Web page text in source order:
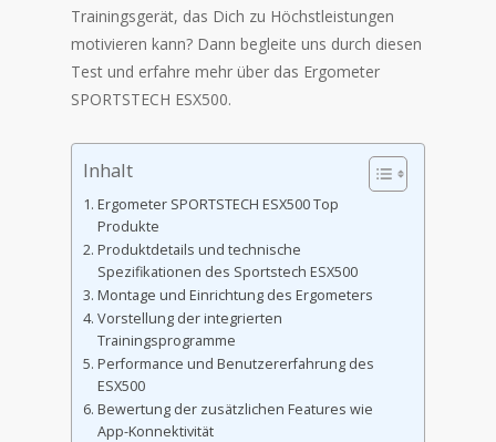
Trainingsgerät, das Dich zu Höchstleistungen
motivieren kann? Dann begleite uns durch diesen
Test und erfahre mehr über das Ergometer
SPORTSTECH ESX500.
Inhalt
Ergometer SPORTSTECH ESX500 Top
Produkte
Produktdetails und technische
Spezifikationen des Sportstech ESX500
Montage und Einrichtung des Ergometers
Vorstellung der integrierten
Trainingsprogramme
Performance und Benutzererfahrung des
ESX500
Bewertung der zusätzlichen Features wie
App-Konnektivität